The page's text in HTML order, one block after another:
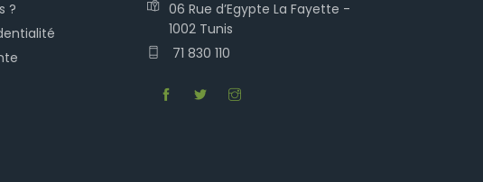
?
06 Rue d’Egypte La Fayette -
1002 Tunis
71 830 110